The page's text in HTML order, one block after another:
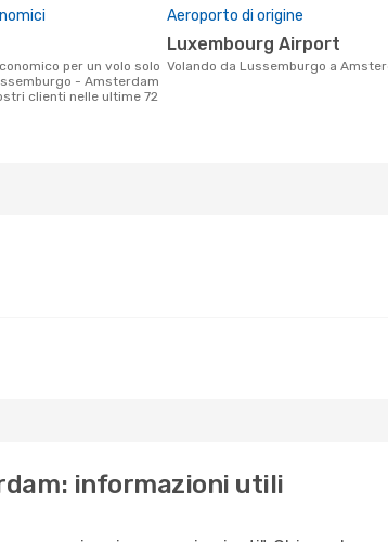
- Amsterdam
clienti nelle ultime 72
Aeroporto di origine
Luxembourg Airport
Volando da Lussemburgo a
informazioni utili